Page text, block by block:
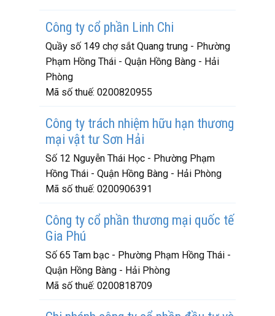
Công ty cổ phần Linh Chi
Quầy số 149 chợ sắt Quang trung - Phường
Phạm Hồng Thái - Quận Hồng Bàng - Hải
Phòng
Mã số thuế: 0200820955
Công ty trách nhiệm hữu hạn thương
mại vật tư Sơn Hải
Số 12 Nguyễn Thái Học - Phường Phạm
Hồng Thái - Quận Hồng Bàng - Hải Phòng
Mã số thuế: 0200906391
Công ty cổ phần thương mại quốc tế
Gia Phú
Số 65 Tam bạc - Phường Phạm Hồng Thái -
Quận Hồng Bàng - Hải Phòng
Mã số thuế: 0200818709